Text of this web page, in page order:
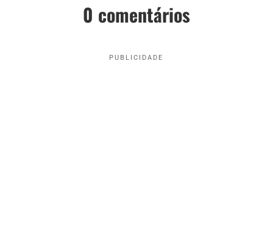
0 comentários
PUBLICIDADE